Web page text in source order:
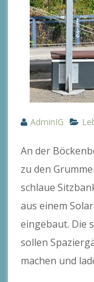
AdminIG
An der
zu den
schlaue
aus einem
eingebaut. Die
sollen
machen und